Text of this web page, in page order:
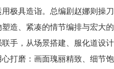
极具造诣。总编剧赵娜则操刀
造、紧凑的情节编排与宏大的
手，从场景搭建、服化道设计
打磨：画面瑰丽精致、细节饱